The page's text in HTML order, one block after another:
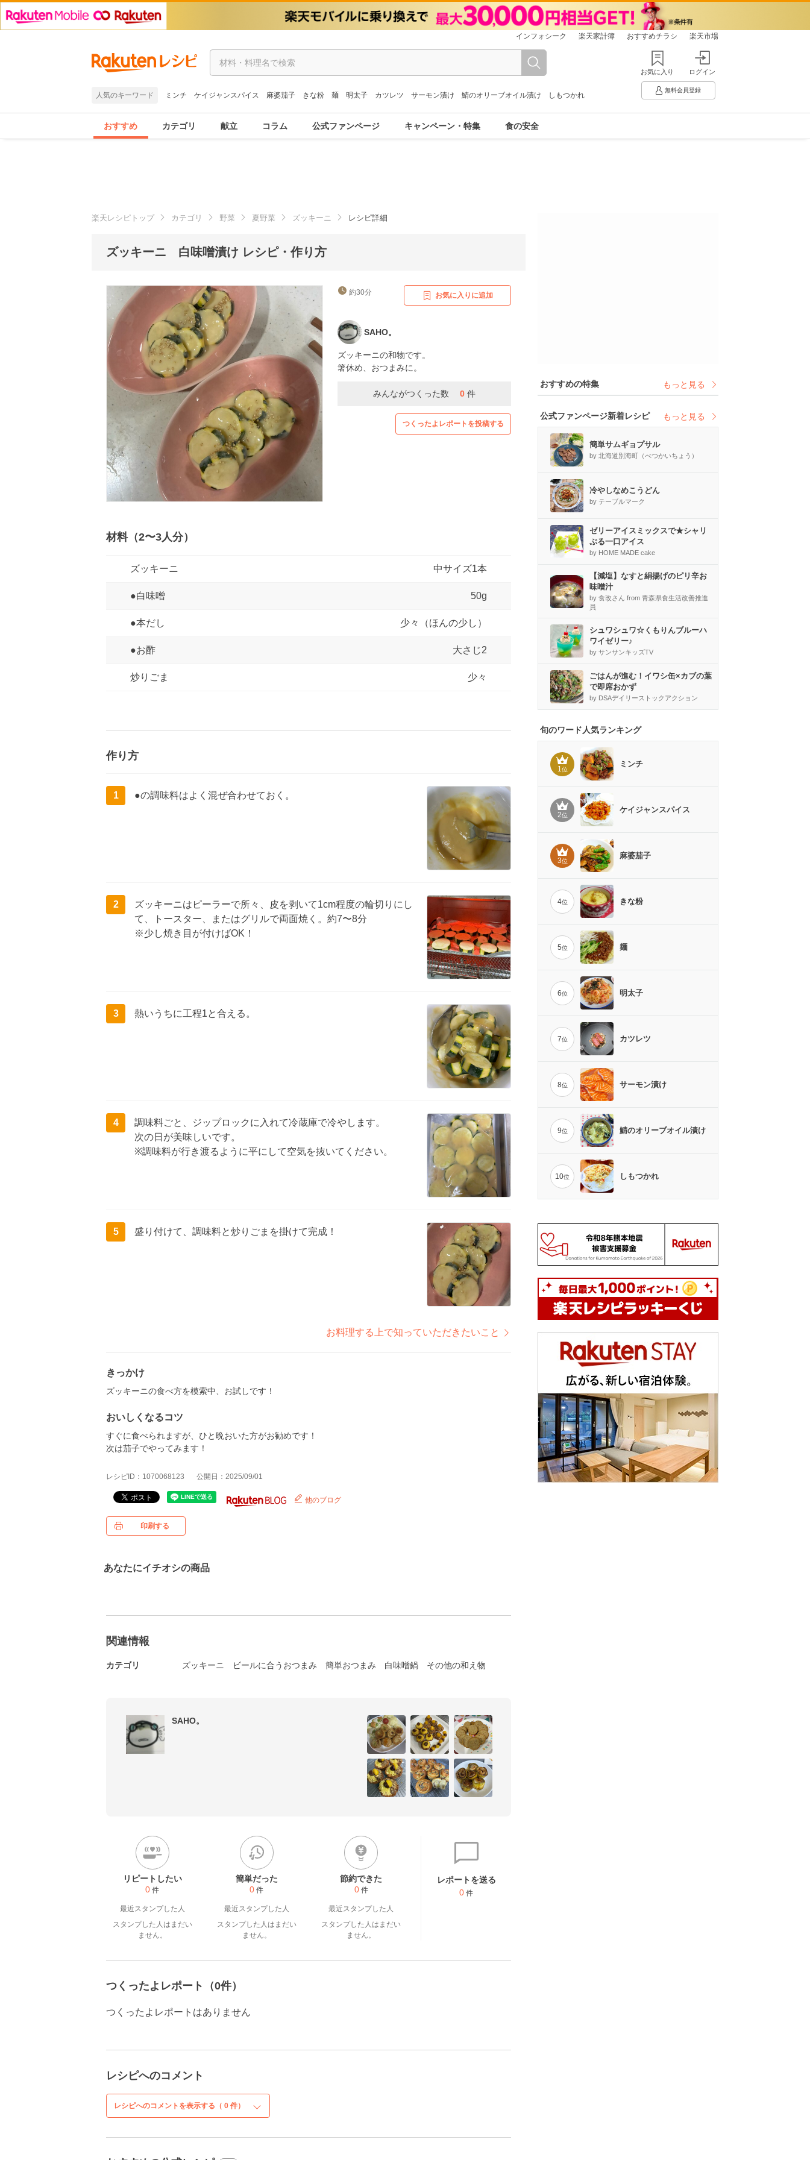
インフォシーク 楽天家計簿 おすすめチラシ 楽天市場
人気のキーワード ミンチ ケイジャンスパイス 麻婆茄子 きな粉 麺 明太子 カツレツ サーモン漬け 鯖のオリーブオイル漬け しもつかれ
お気に入り ログイン
無料会員登録
おすすめ カテゴリ 献立 コラム 公式ファンページ キャンペーン・特集 食の安全
楽天レシピトップ カテゴリ 野菜 夏野菜 ズッキーニ レシピ詳細
ズッキーニ 白味噌漬け レシピ・作り方
約30分 お気に入りに追加
SAHO。
ズッキーニの和物です。
箸休め、おつまみに。
みんながつくった数 0 件
つくったよレポートを投稿する
材料（2〜3人分）
ズッキーニ 中サイズ1本
●白味噌 50g
●本だし 少々（ほんの少し）
●お酢 大さじ2
炒りごま 少々
作り方
1 ●の調味料はよく混ぜ合わせておく。
2
ズッキーニはピーラーで所々、皮を剥いて1cm程度の輪切りにし
て、トースター、またはグリルで両面焼く。約7〜8分
※少し焼き目が付けばOK！
3 熱いうちに工程1と合える。
4
調味料ごと、ジップロックに入れて冷蔵庫で冷やします。
次の日が美味しいです。
※調味料が行き渡るように平にして空気を抜いてください。
5 盛り付けて、調味料と炒りごまを掛けて完成！
お料理する上で知っていただきたいこと
きっかけ
ズッキーニの食べ方を模索中、お試しです！
おいしくなるコツ
すぐに食べられますが、ひと晩おいた方がお勧めです！
次は茄子でやってみます！
レシピID：1070068123 公開日：2025/09/01
他のブログ
印刷する
あなたにイチオシの商品
関連情報
カテゴリ ズッキーニ ビールに合うおつまみ 簡単おつまみ 白味噌鍋 その他の和え物
SAHO。
リピートしたい
0 件
最近スタンプした人
スタンプした人はまだい
ません。
簡単だった
0 件
最近スタンプした人
スタンプした人はまだい
ません。
節約できた
0 件
最近スタンプした人
スタンプした人はまだい
ません。
レポートを送る
0 件
つくったよレポート（0件）
つくったよレポートはありません
レシピへのコメント
レシピへのコメントを表示する（ 0 件）
おすすめの特集 もっと見る
公式ファンページ新着レシピ もっと見る
簡単サムギョプサル
by 北海道別海町（べつかいちょう）
冷やしなめこうどん
by テーブルマーク
ゼリーアイスミックスで★シャリ
ぷる一口アイス
by HOME MADE cake
【減塩】なすと絹揚げのピリ辛お
味噌汁
by 食改さん from 青森県食生活改善推進
員
シュワシュワ☆くもりんブルーハ
ワイゼリー♪
by サンサンキッズTV
ごはんが進む！イワシ缶×カブの葉
で即席おかず
by DSAデイリーストックアクション
旬のワード人気ランキング
1位
ミンチ
2位
ケイジャンスパイス
3位
麻婆茄子
4位 きな粉
5位 麺
6位 明太子
7位 カツレツ
8位 サーモン漬け
9位 鯖のオリーブオイル漬け
10位 しもつかれ